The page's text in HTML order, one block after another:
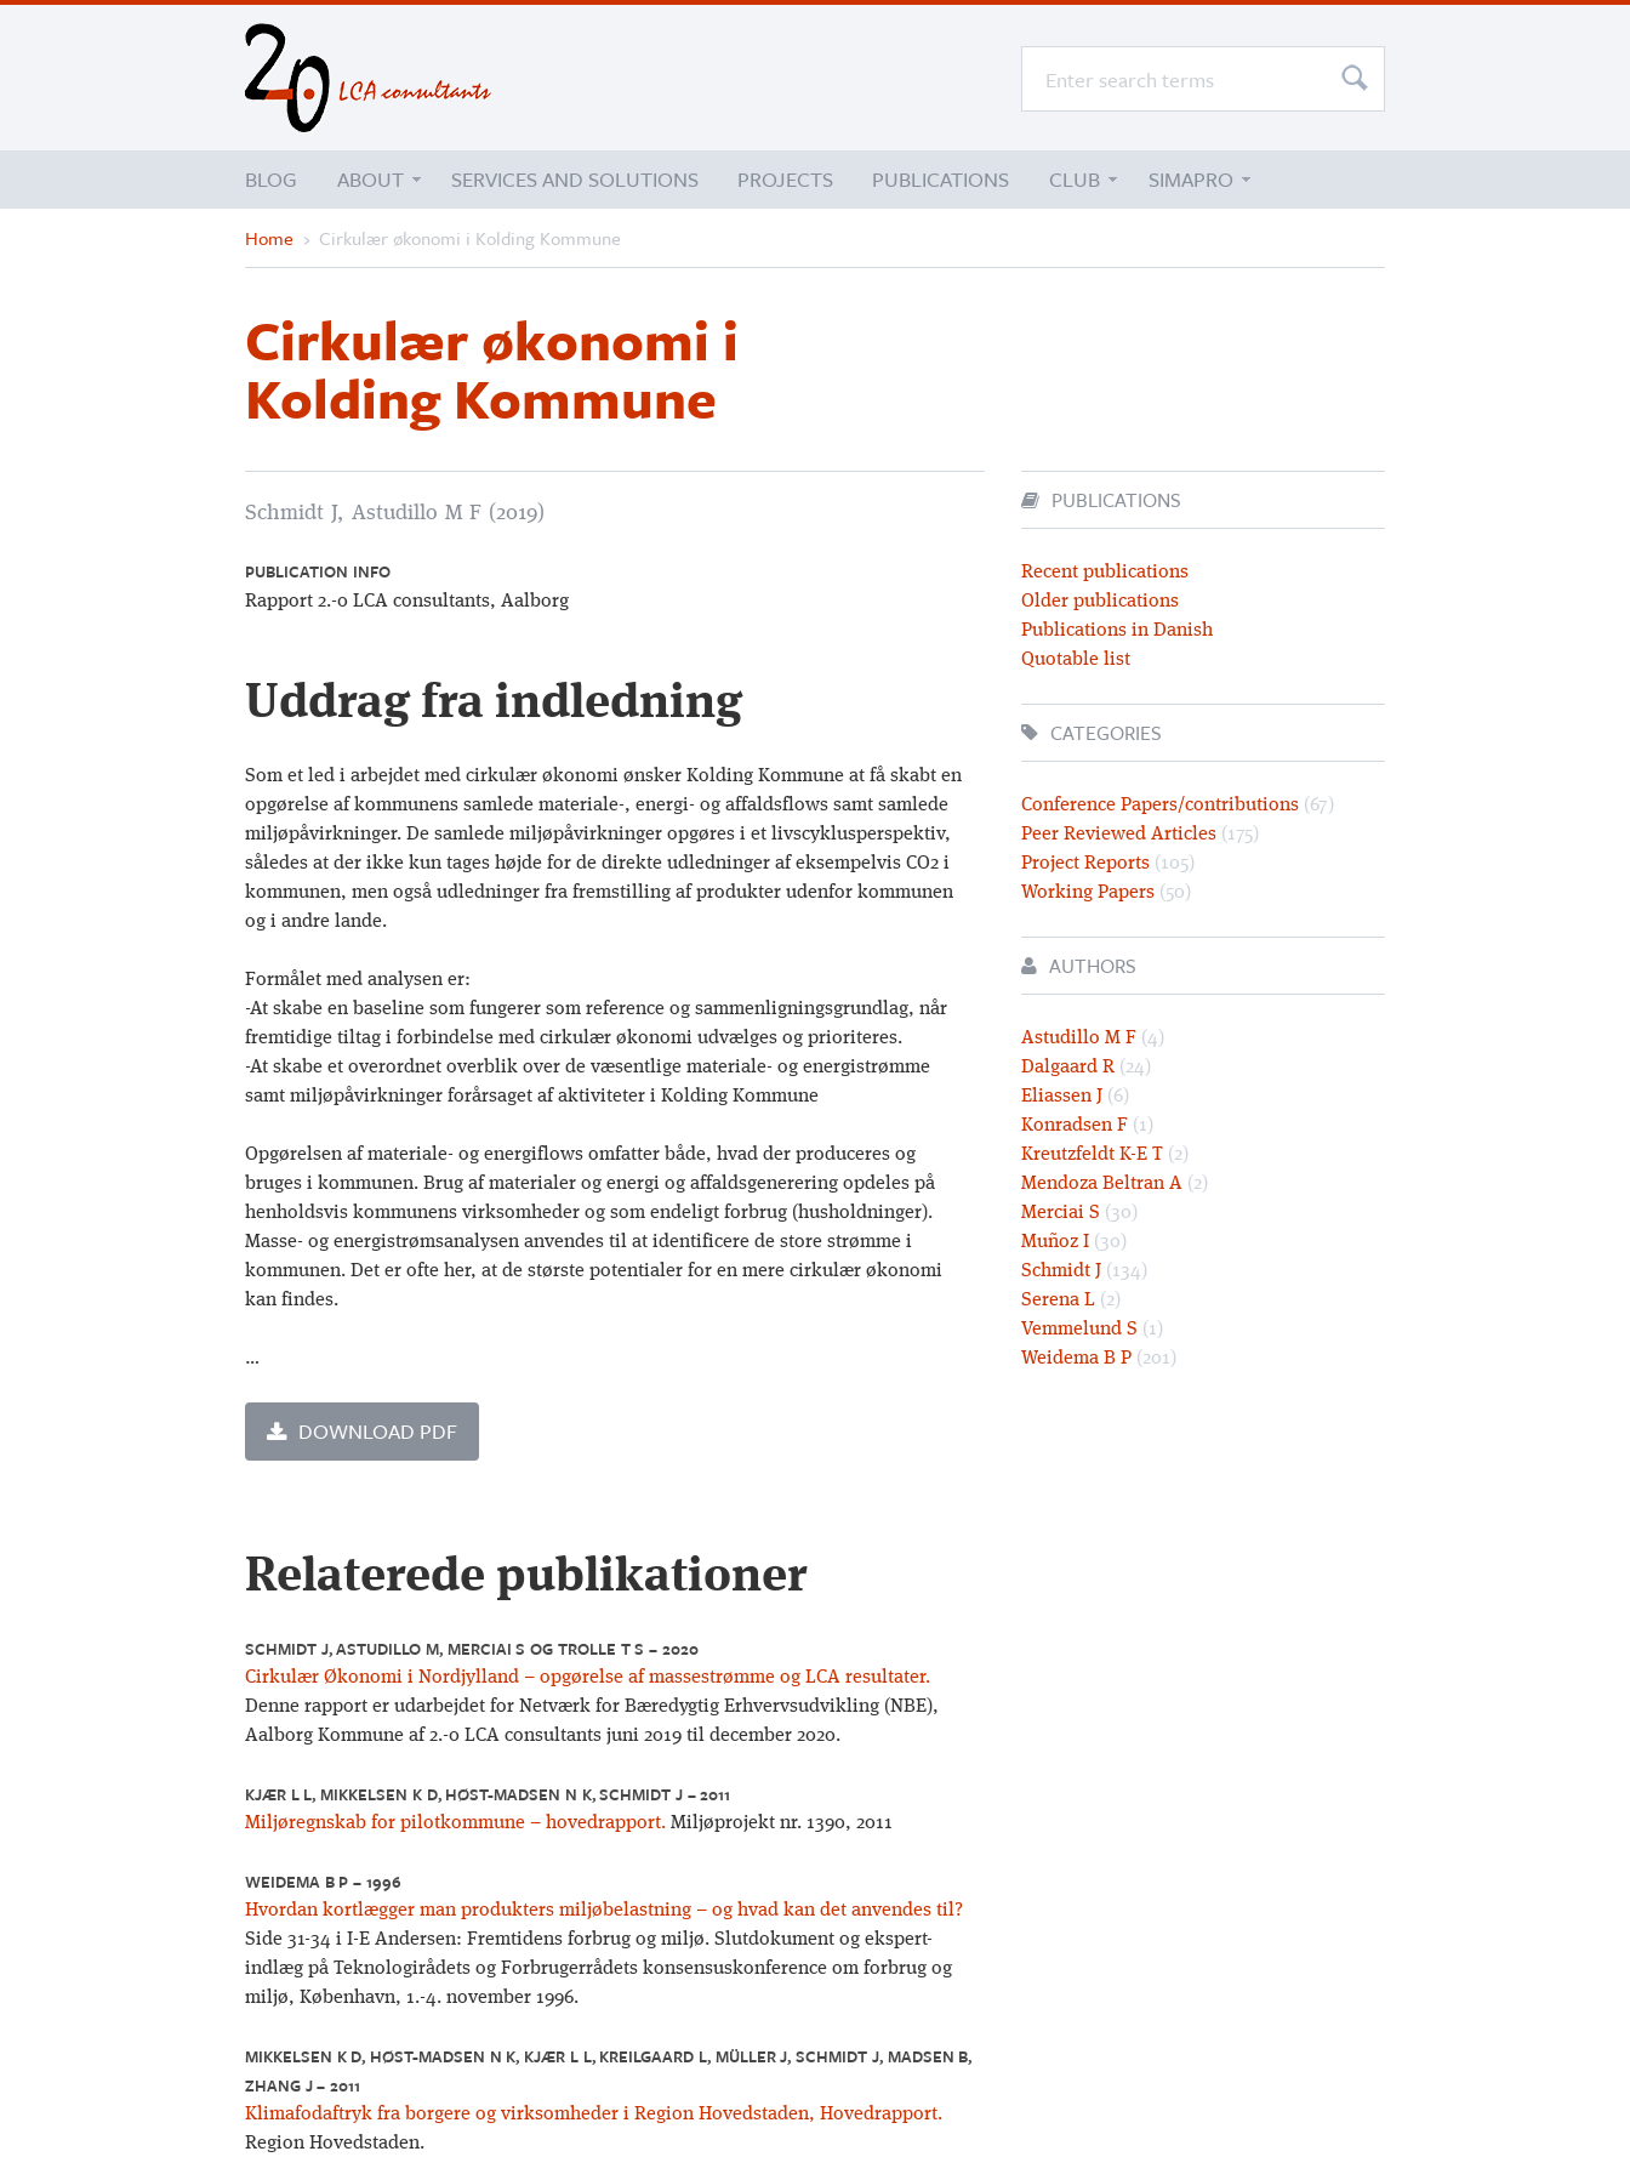
BLOG ABOUT SERVICES AND SOLUTIONS PROJECTS PUBLICATIONS CLUB SIMAPRO
Home › Cirkulær økonomi i Kolding Kommune
Cirkulær økonomi i
Kolding Kommune
Schmidt J, Astudillo M F (2019)
PUBLICATION INFO
Rapport 2.-0 LCA consultants, Aalborg
Uddrag fra indledning
Som et led i arbejdet med cirkulær økonomi ønsker Kolding Kommune at få skabt en
opgørelse af kommunens samlede materiale-, energi- og affaldsflows samt samlede
miljøpåvirkninger. De samlede miljøpåvirkninger opgøres i et livscyklusperspektiv,
således at der ikke kun tages højde for de direkte udledninger af eksempelvis CO2 i
kommunen, men også udledninger fra fremstilling af produkter udenfor kommunen
og i andre lande.
Formålet med analysen er:
-At skabe en baseline som fungerer som reference og sammenligningsgrundlag, når
fremtidige tiltag i forbindelse med cirkulær økonomi udvælges og prioriteres.
-At skabe et overordnet overblik over de væsentlige materiale- og energistrømme
samt miljøpåvirkninger forårsaget af aktiviteter i Kolding Kommune
Opgørelsen af materiale- og energiflows omfatter både, hvad der produceres og
bruges i kommunen. Brug af materialer og energi og affaldsgenerering opdeles på
henholdsvis kommunens virksomheder og som endeligt forbrug (husholdninger).
Masse- og energistrømsanalysen anvendes til at identificere de store strømme i
kommunen. Det er ofte her, at de største potentialer for en mere cirkulær økonomi
kan findes.
…
DOWNLOAD PDF
Relaterede publikationer
SCHMIDT J, ASTUDILLO M, MERCIAI S OG TROLLE T S – 2020
Cirkulær Økonomi i Nordjylland – opgørelse af massestrømme og LCA resultater.
Denne rapport er udarbejdet for Netværk for Bæredygtig Erhvervsudvikling (NBE),
Aalborg Kommune af 2.-0 LCA consultants juni 2019 til december 2020.
KJÆR L L, MIKKELSEN K D, HØST-MADSEN N K, SCHMIDT J – 2011
Miljøregnskab for pilotkommune – hovedrapport. Miljøprojekt nr. 1390, 2011
WEIDEMA B P – 1996
Hvordan kortlægger man produkters miljøbelastning – og hvad kan det anvendes til?
Side 31-34 i I-E Andersen: Fremtidens forbrug og miljø. Slutdokument og ekspert-
indlæg på Teknologirådets og Forbrugerrådets konsensuskonference om forbrug og
miljø, København, 1.-4. november 1996.
MIKKELSEN K D, HØST-MADSEN N K, KJÆR L L, KREILGAARD L, MÜLLER J, SCHMIDT J, MADSEN B,
ZHANG J – 2011
Klimafodaftryk fra borgere og virksomheder i Region Hovedstaden, Hovedrapport.
Region Hovedstaden.
PUBLICATIONS
Recent publications
Older publications
Publications in Danish
Quotable list
CATEGORIES
Conference Papers/contributions (67)
Peer Reviewed Articles (175)
Project Reports (105)
Working Papers (50)
AUTHORS
Astudillo M F (4)
Dalgaard R (24)
Eliassen J (6)
Konradsen F (1)
Kreutzfeldt K-E T (2)
Mendoza Beltran A (2)
Merciai S (30)
Muñoz I (30)
Schmidt J (134)
Serena L (2)
Vemmelund S (1)
Weidema B P (201)